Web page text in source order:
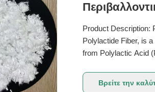
PLA
Product Description:
Polylactide Fiber, is
from Polylactic Acid
Polylactic Acid Fiber
Βρείτε την